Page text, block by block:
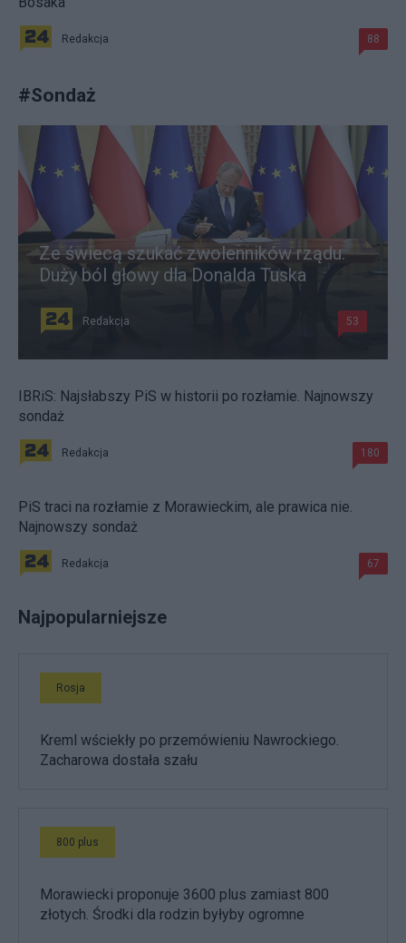
Redakcja 88
#Sondaż
Ze świecą szukać zwolenników rządu.
Duży ból głowy dla Donalda Tuska
Redakcja 53
IBRiS: Najsłabszy PiS w historii po rozłamie. Najnowszy
sondaż
Redakcja 180
PiS traci na rozłamie z Morawieckim, ale prawica nie.
Najnowszy sondaż
Redakcja 67
Najpopularniejsze
Rosja
Kreml wściekły po przemówieniu Nawrockiego.
Zacharowa dostała szału
800 plus
Morawiecki proponuje 3600 plus zamiast 800
złotych. Środki dla rodzin byłyby ogromne